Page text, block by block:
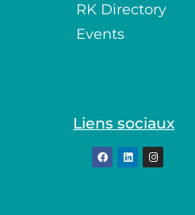
RK Directory
Events
Liens sociaux